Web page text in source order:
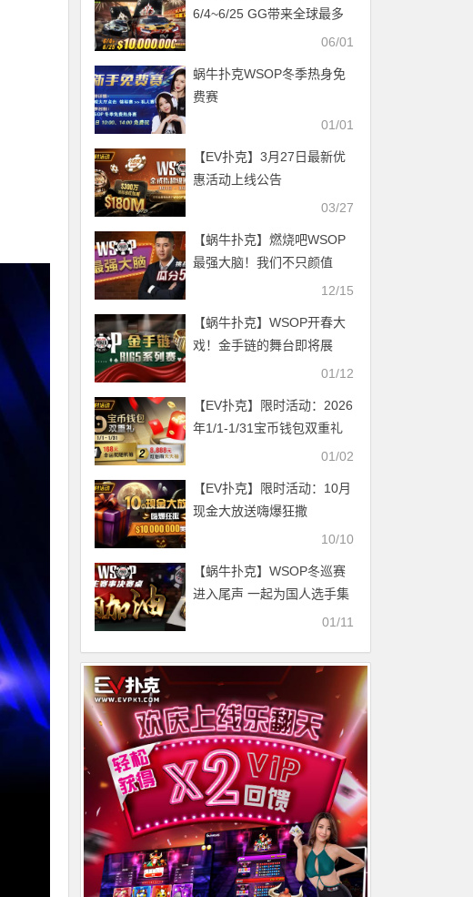
6/4~6/25 GG带来全球最多
玩家参予的线上锦标赛【GG
06/01
蜗牛扑克WSOP冬季热身免
费赛
01/01
【EV扑克】3月27日最新优
惠活动上线公告
03/27
【蜗牛扑克】燃烧吧WSOP
最强大脑！我们不只颜值
高，更是智商高！BIG50涌
12/15
【蜗牛扑克】WSOP开春大
戏！金手链的舞台即将展
开，郝春阳进入主赛事最终9
01/12
【EV扑克】限时活动：2026
年1/1-1/31宝币钱包双重礼
01/02
【EV扑克】限时活动：10月
现金大放送嗨爆狂撒
10/10
【蜗牛扑克】WSOP冬巡赛
进入尾声 一起为国人选手集
气！ 拿下金戒指冠军荣耀 凯
01/11